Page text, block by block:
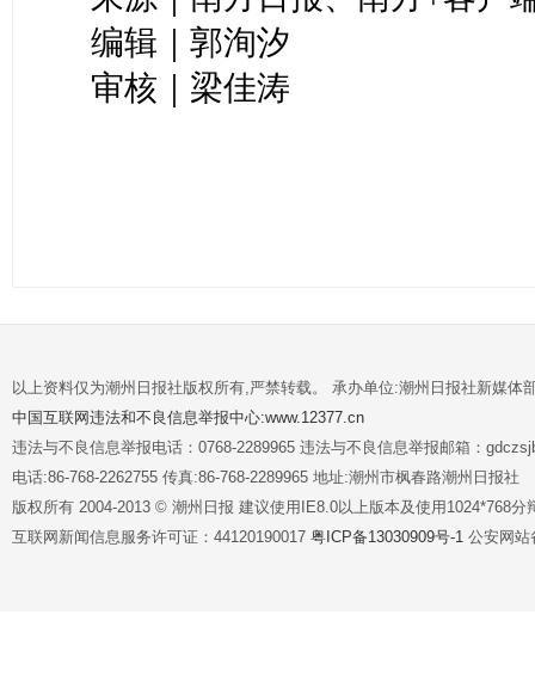
编辑｜郭洵汐
审核｜梁佳涛
以上资料仅为潮州日报社版权所有,严禁转载。 承办单位:潮州日报社新媒体
中国互联网违法和不良信息举报中心:www.12377.cn
违法与不良信息举报电话：0768-2289965 违法与不良信息举报邮箱：
电话:86-768-2262755 传真:86-768-2289965 地址:潮州市枫春路潮州日报社
版权所有 2004-2013 © 潮州日报 建议使用IE8.0以上版本及使用1024*768分
互联网新闻信息服务许可证：44120190017 粤ICP备13030909号-1 公安网站